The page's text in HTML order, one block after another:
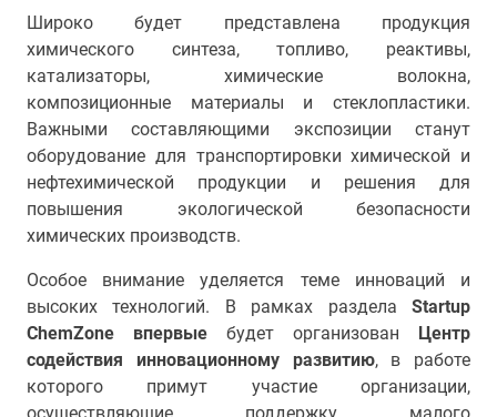
Широко будет представлена продукция
химического синтеза, топливо, реактивы,
катализаторы, химические волокна,
композиционные материалы и стеклопластики.
Важными составляющими экспозиции станут
оборудование для транспортировки химической и
нефтехимической продукции и решения для
повышения экологической безопасности
химических производств.
Особое внимание уделяется теме инноваций и
высоких технологий. В рамках раздела Startup
ChemZone
впервые будет организован Центр
содействия инновационному развитию, в работе
которого примут участие организации,